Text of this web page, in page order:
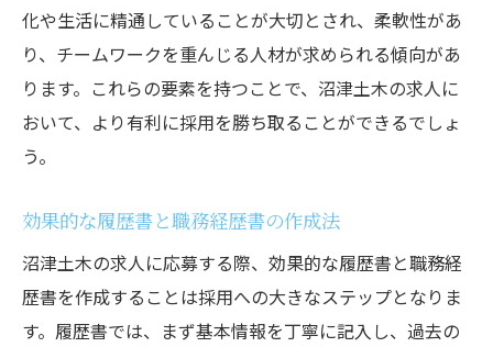
化や生活に精通していることが大切とされ、柔軟性があ
り、チームワークを重んじる人材が求められる傾向があ
ります。これらの要素を持つことで、沼津土木の求人に
おいて、より有利に採用を勝ち取ることができるでしょ
う。
効果的な履歴書と職務経歴書の作成法
沼津土木の求人に応募する際、効果的な履歴書と職務経
歴書を作成することは採用への大きなステップとなりま
す。履歴書では、まず基本情報を丁寧に記入し、過去の